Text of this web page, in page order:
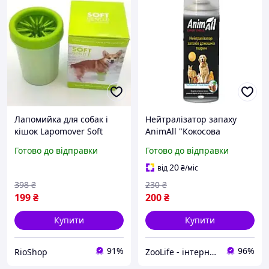
Лапомийка для собак і
кішок Lapomover Soft
місткість для миття лап
Готово до відправки
199₴
398 ₴
Купити
RioShop 91%
Нейтралізатор запаху
AnimAll "Кокосова
тварин, 500 мл
Готово до відправки
від20₴/міс
200₴
230 ₴
Купити
ZooLife - інтернет-магазин товарів для тварин 96%